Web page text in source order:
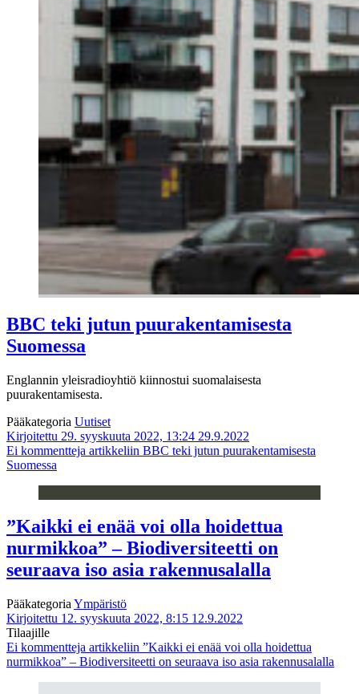
BBC teki jutun puurakentamisesta
Suomessa
Englannin yleisradioyhtiö kiinnostui suomalaisesta
puurakentamisesta.
Pääkategoria Uutiset
Kirjoitettu 29. syyskuuta 2022, 13:24 29.9.2022
Ei kommentteja artikkeliin BBC teki jutun puurakentamisesta
Suomessa
”Kaikki ei enää voi olla hoidettua
nurmikkoa” – Biodiversiteetti on
seuraava iso asia rakennusalalla
Pääkategoria Ympäristö
Kirjoitettu 12. syyskuuta 2022, 8:15 12.9.2022
Tilaajille
Ei kommentteja artikkeliin ”Kaikki ei enää voi olla hoidettua
nurmikkoa” – Biodiversiteetti on seuraava iso asia rakennusalalla